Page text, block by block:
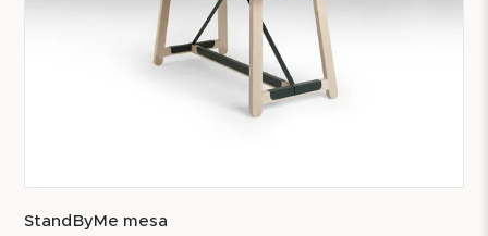
StandByMe mesa